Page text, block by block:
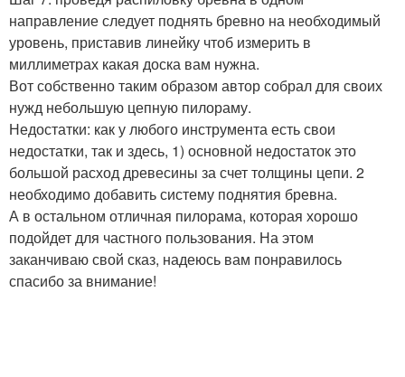
направление следует поднять бревно на необходимый
уровень, приставив линейку чтоб измерить в
миллиметрах какая доска вам нужна.
Вот собственно таким образом автор собрал для своих
нужд небольшую цепную пилораму.
Недостатки: как у любого инструмента есть свои
недостатки, так и здесь, 1) основной недостаток это
большой расход древесины за счет толщины цепи. 2
необходимо добавить систему поднятия бревна.
А в остальном отличная пилорама, которая хорошо
подойдет для частного пользования. На этом
заканчиваю свой сказ, надеюсь вам понравилось
спасибо за внимание!